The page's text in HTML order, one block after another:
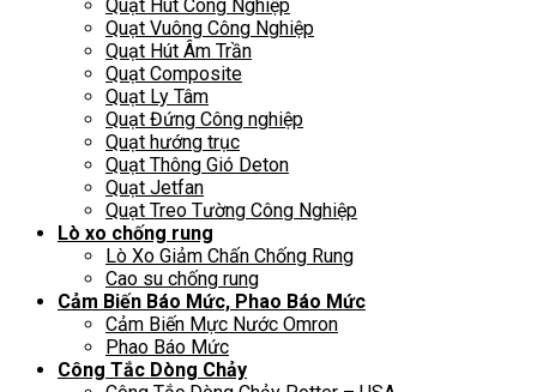
Quạt Hút Công Nghiệp
Quạt Vuông Công Nghiệp
Quạt Hút Âm Trần
Quạt Composite
Quạt Ly Tâm
Quạt Đứng Công nghiệp
Quạt hướng trục
Quạt Thông Gió Deton
Quạt Jetfan
Quạt Treo Tường Công Nghiệp
Lò xo chống rung
Lò Xo Giảm Chấn Chống Rung
Cao su chống rung
Cảm Biến Báo Mức, Phao Báo Mức
Cảm Biến Mực Nước Omron
Phao Báo Mức
Công Tắc Dòng Chảy